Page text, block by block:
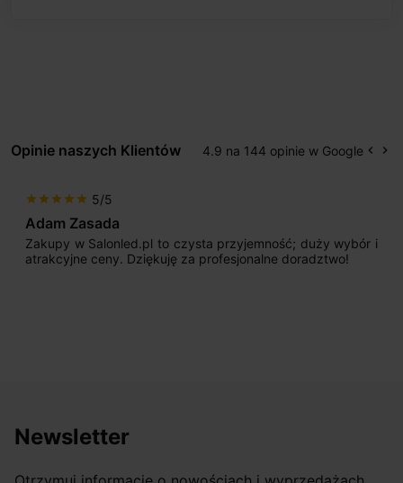
Opinie naszych Klientów 4.9 na 144 opinie w Google keyboard_arrow_left keyboard_arrow_right
star star star star star 5/5
Adam Zasada
Zakupy w Salonled.pl to czysta przyjemność; duży wybór i
atrakcyjne ceny. Dziękuję za profesjonalne doradztwo!
Newsletter